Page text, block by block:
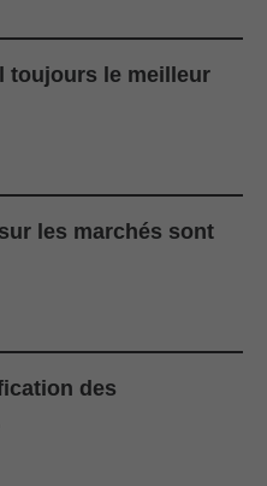
toujours le meilleur
les marchés sont
des